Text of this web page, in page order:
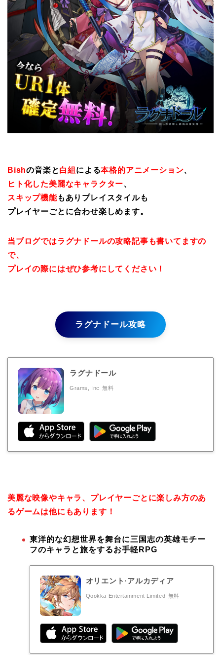
Bishの音楽と白組 による本格的アニメーション、
ヒト化した美麗なキャラクター、
スキップ機能もありプレイスタイルも
プレイヤーごとに合わせ楽しめます。
当ブログではラグナドールの攻略記事も書いてますの
で、
プレイの際にはぜひ参考にしてください！
ラグナドール攻略
ラグナドール
Grams, Inc 無料
美麗な映像やキャラ、プレイヤーごとに楽しみ方のあ
るゲームは他にもあります！
東洋的な幻想世界を舞台に三国志の英雄モチー
フのキャラと旅をするお手軽RPG
オリエント·アルカディア
Qookka Entertainment Limited 無料